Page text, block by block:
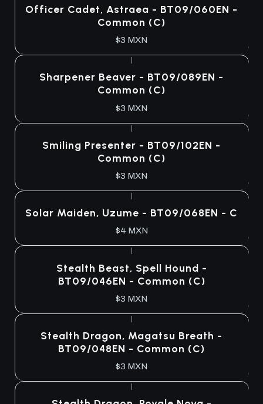
Officer Cadet, Astraea - BT09/060EN -
Common (C)
$3 MXN
Sharpener Beaver - BT09/089EN -
Common (C)
$3 MXN
|
Smiling Presenter - BT09/102EN -
Common (C)
$3 MXN
Solar Maiden, Uzume - BT09/068EN - C
$4 MXN
Stealth Beast, Spell Hound -
BT09/046EN - Common (C)
$3 MXN
|
Stealth Dragon, Magatsu Breath -
BT09/048EN - Common (C)
$3 MXN